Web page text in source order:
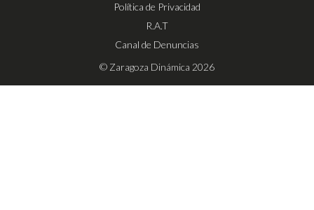
Política de Privacidad
R.A.T
Canal de Denuncias
© Zaragoza Dinámica 2026